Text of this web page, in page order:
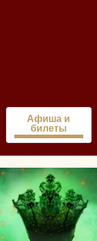
Афиша и
билеты